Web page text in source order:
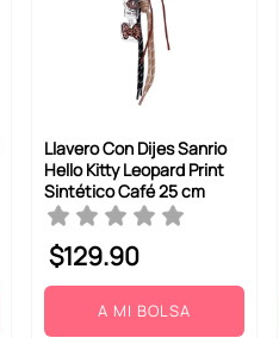
Llavero Con Dijes Sanrio
Hello Kitty Leopard Print
Sintético Café 25 cm
$129.90
A MI BOLSA